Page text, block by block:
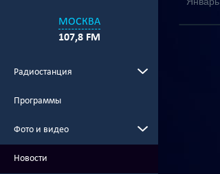
МОСКВА
107,8 FM
Радиостанция
Программы
Фото и видео
Новости